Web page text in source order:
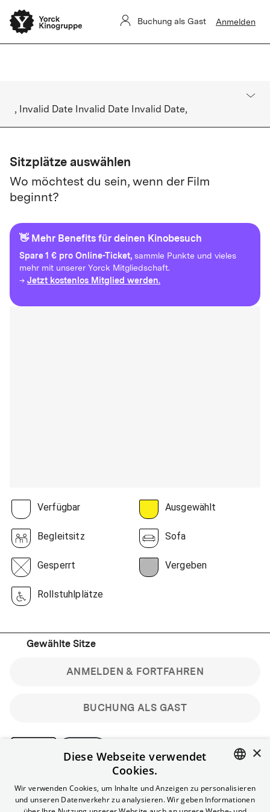
DasSommerkino Kulturforum
keine Restkarten vor Ort.
Buchung als Gast Anmelden
, Invalid Date Invalid Date Invalid Date,
Sitzplätze auswählen
Wo möchtest du sein, wenn der Film
beginnt?
👋 Mehr Benefits für deinen Kinobesuch
Spare1 € pro Online-Ticket, sammle Punkte und vieles
mehr mit unserer Yorck Mitgliedschaft.
→ Jetzt kostenlos Mitglied werden.
Verfügbar Ausgewählt
Begleitsitz Sofa
Gesperrt Vergeben
Rollstuhlplätze
Gewählte Sitze
BUCHUNG ALS GAST
ANMELDEN & FORTFAHREN
Bitte beachte: Gastbuchungen sind nicht stornierbar.
Registriere dich kostenlos für bis zu 90 min vor Filmbeginn
stornierbare Tickets für reguläre Vorstellungen.
ENGLISH
×
Diese Webseite verwendet
Cookies.
Wir verwenden Cookies, um Inhalte und Anzeigen zu personalisieren
und unseren Datenverkehr zu analysieren. Wir geben Informationen